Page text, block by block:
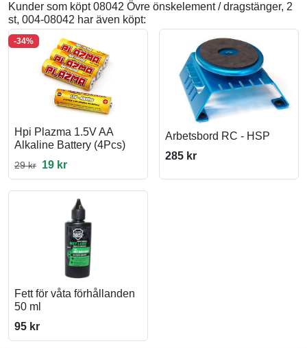
Kunder som köpt 08042 Övre önskelement / dragstänger, 2
st, 004-08042 har även köpt:
-34%
Hpi Plazma 1.5V AA
Alkaline Battery (4Pcs)
29 kr 19 kr
Arbetsbord RC - HSP
285 kr
Fett för våta förhållanden
50 ml
95 kr